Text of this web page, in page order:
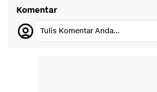
Komentar
Tulis Komentar Anda...